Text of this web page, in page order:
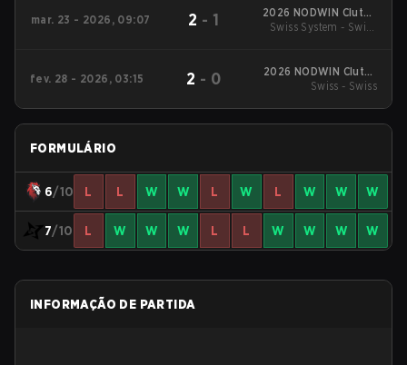
mar. 23 - 2026, 09:07 2 - 1
2026 NODWIN Clutch
Series #6
Swiss System - Swiss
fev. 28 - 2026, 03:15 2 - 0
2026 NODWIN Clutch
Series #5
Swiss - Swiss
FORMULÁRIO
6/10 L L W W L W L W W W
7/10 L W W W L L W W W W
INFORMAÇÃO DE PARTIDA